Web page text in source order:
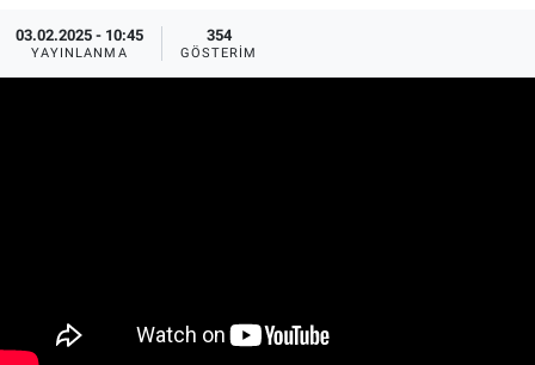
03.02.2025 - 10:45
YAYINLANMA
354
GÖSTERIM
Eğlence
Gün Bitiyor